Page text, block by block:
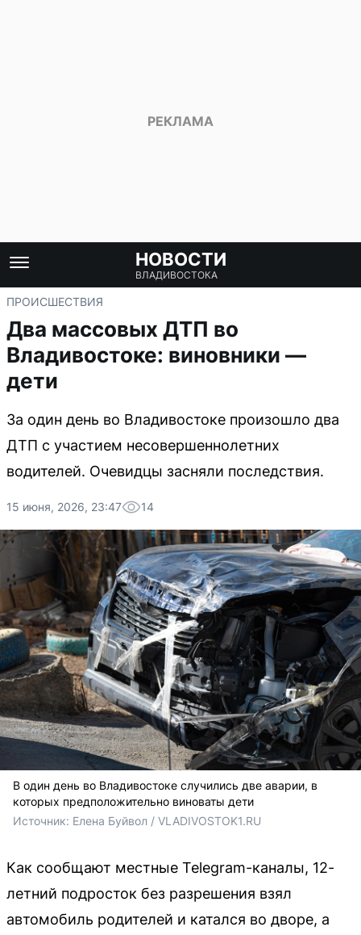
НОВОСТИ
ВЛАДИВОСТОКА
ПРОИСШЕСТВИЯ
Два массовых ДТП во
Владивостоке: виновники —
дети
За один день во Владивостоке произошло два
ДТП с участием несовершеннолетних
водителей. Очевидцы засняли последствия.
15 июня, 2026, 23:47 14
В один день во Владивостоке случились две аварии, в
которых предположительно виноваты дети
Источник: Елена Буйвол / VLADIVOSTOK1.RU
Как сообщают местные Telegram-каналы, 12-
летний подросток без разрешения взял
автомобиль родителей и катался во дворе, а